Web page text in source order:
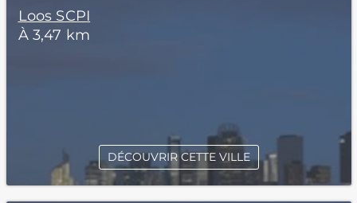
Loos SCPI
À 3,47 km
DÉCOUVRIR CETTE VILLE